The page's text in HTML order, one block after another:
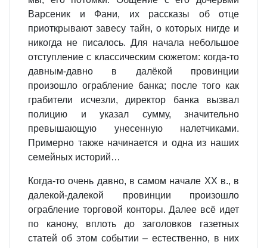
Варсеник и Фани, их рассказы об отце
приоткрывают завесу тайн, о которых нигде и
никогда не писалось. Для начала небольшое
отступление с классическим сюжетом: когда-то
давным-давно в далёкой провинции
произошло ограбление банка; после того как
грабители исчезли, директор банка вызвал
полицию и указал сумму, значительно
превышающую унесенную налетчиками.
Примерно также начинается и одна из наших
семейных историй…
Когда-то очень давно, в самом начале ХХ в., в
далекой-далекой провинции произошло
ограбление торговой конторы. Далее всё идет
по канону, вплоть до заголовков газетных
статей об этом событии – естественно, в них